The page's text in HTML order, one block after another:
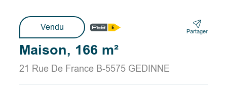
Vendu Partager
Maison, 166 m²
21 Rue De France B-5575 GEDINNE